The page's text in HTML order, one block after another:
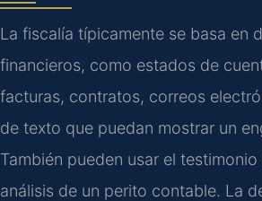
La fiscalía típicamente se basa en
financieros, como estados de
facturas, contratos, correos
de texto que puedan mostrar un
También pueden usar el
análisis de un perito contable. La